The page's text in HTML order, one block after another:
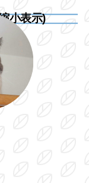
小表示)